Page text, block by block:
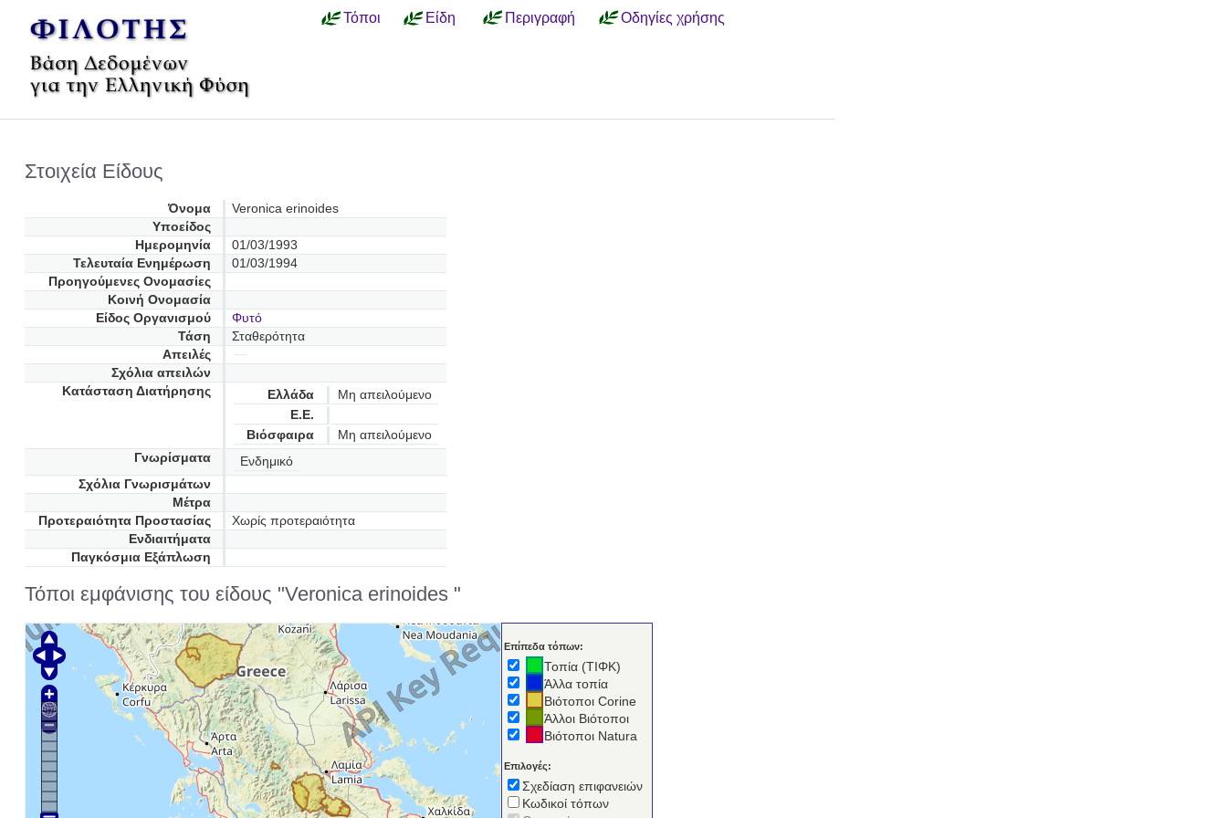
Τόποι Είδη Περιγραφή Οδηγίες χρήσης
Στοιχεία Είδους
Όνομα
Veronica erinoides
Υποείδος
Ημερομηνία
01/03/1993
Τελευταία Ενημέρωση
01/03/1994
Προηγούμενες Oνομασίες
Κοινή Ονομασία
Είδος Οργανισμού
Φυτό
Τάση
Σταθερότητα
Απειλές
Σχόλια απειλών
Κατάσταση Διατήρησης
Ελλάδα
Μη απειλούμενο
Ε.Ε.
Βιόσφαιρα
Μη απειλούμενο
Γνωρίσματα
Ενδημικό
Σχόλια Γνωρισμάτων
Μέτρα
Προτεραιότητα Προστασίας
Χωρίς προτεραιότητα
Ενδιαιτήματα
Παγκόσμια Εξάπλωση
Τόποι εμφάνισης του είδους "Veronica erinoides "
Επίπεδα τόπων:
Τοπία (ΤΙΦΚ)
Άλλα τοπία
Βιότοποι Corine
Άλλοι Βιότοποι
Βιότοποι Natura
Επιλογές:
Σχεδίαση επιφανειών
Κωδικοί τόπων